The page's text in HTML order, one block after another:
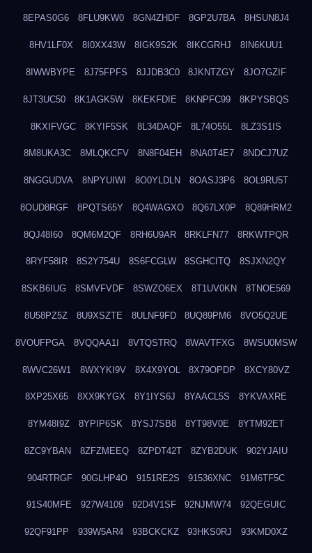
8EPAS0G6 8FLU9KW0 8GN4ZHDF 8GP2U7BA 8HSUN8J4
8HV1LF0X 8I0XX43W 8IGK9S2K 8IKCGRHJ 8IN6KUU1
8IWWBYPE 8J75FPFS 8JJDB3C0 8JKNTZGY 8JO7GZIF
8JT3UC50 8K1AGK5W 8KEKFDIE 8KNPFC99 8KPYSBQS
8KXIFVGC 8KYIF5SK 8L34DAQF 8L74O55L 8LZ3S1IS
8M8UKA3C 8MLQKCFV 8N8F04EH 8NA0T4E7 8NDCJ7UZ
8NGGUDVA 8NPYUIWI 8O0YLDLN 8OASJ3P6 8OL9RU5T
8OUD8RGF 8PQTS65Y 8Q4WAGXO 8Q67LX0P 8Q89HRM2
8QJ48I60 8QM6M2QF 8RH6U9AR 8RKLFN77 8RKWTPQR
8RYF58IR 8S2Y754U 8S6FCGLW 8SGHCITQ 8SJXN2QY
8SKB6IUG 8SMVFVDF 8SWZO6EX 8T1UV0KN 8TNOE569
8U58PZ5Z 8U9XSZTE 8ULNF9FD 8UQ89PM6 8VO5Q2UE
8VOUFPGA 8VQQAA1I 8VTQSTRQ 8WAVTFXG 8WSU0MSW
8WVC26W1 8WXYKI9V 8X4X9YOL 8X79OPDP 8XCY80VZ
8XP25X65 8XX9KYGX 8Y1IYS6J 8YAACL5S 8YKVAXRE
8YM48I9Z 8YPIP6SK 8YSJ7SB8 8YT98V0E 8YTM92ET
8ZC9YBAN 8ZFZMEEQ 8ZPDT42T 8ZYB2DUK 902YJAIU
904RTRGF 90GLHP4O 9151RE2S 91536XNC 91M6TF5C
91S40MFE 927W4109 92D4V1SF 92NJMW74 92QEGUIC
92QF91PP 939W5AR4 93BCKCKZ 93HKS0RJ 93KMD0XZ